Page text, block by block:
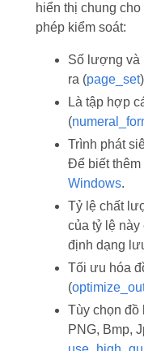
hiển thị chung
phép kiểm soát:
Số lượng và
ra (page_set
Là tập hợp
(
Trình phát
Để biết thêm
Windows.
Tỷ lệ chất
của tỷ lệ này
định dạng
Tối ưu hóa
(
Tùy chọn đồ
PNG, Bmp,